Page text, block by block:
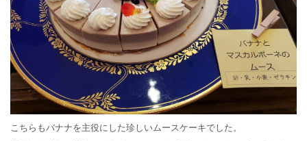
こちらもバナナを主役にした珍しいムースケーキでした。